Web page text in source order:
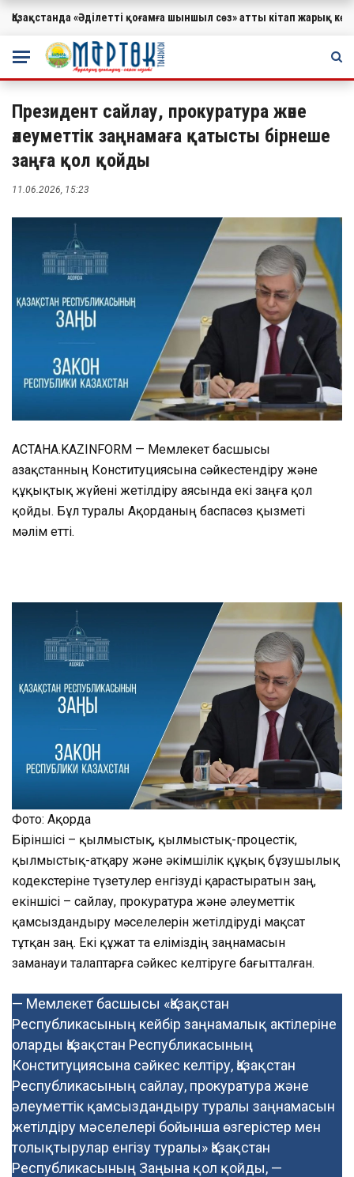
МАҢЫЗДЫ
Қазақстанда «Әділетті қоғамға шыншыл сөз» атты кітап жарық
Президент сайлау, прокуратура және
әлеуметтік заңнамаға қатысты бірнеше
заңға қол қойды
11.06.2026, 15:23
АСТАНА.KAZINFORM — Мемлекет басшысы
Қазақстанның Конституциясына сәйкестендіру және
құқықтық жүйені жетілдіру аясында екі заңға қол
қойды. Бұл туралы Ақорданың баспасөз қызметі
мәлім етті.
Фото: Ақорда
Біріншісі – қылмыстық, қылмыстық-процестік,
қылмыстық-атқару және әкімшілік құқық бұзушылық
кодекстеріне түзетулер енгізуді қарастыратын заң,
екіншісі – сайлау, прокуратура және әлеуметтік
қамсыздандыру мәселелерін жетілдіруді мақсат
тұтқан заң. Екі құжат та еліміздің заңнамасын
заманауи талаптарға сәйкес келтіруге бағытталған.
— Мемлекет басшысы «Қазақстан
Республикасының кейбір заңнамалық актілеріне
оларды Қазақстан Республикасының
Конституциясына сәйкес келтіру, Қазақстан
Республикасының сайлау, прокуратура және
әлеуметтік қамсыздандыру туралы заңнамасын
жетілдіру мәселелері бойынша өзгерістер мен
толықтырулар енгізу туралы» Қазақстан
Республикасының Заңына қол қойды, —